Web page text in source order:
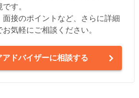
す。
面接のポイントなど、さらに詳細
気軽にご相談ください。
アドバイザーに相談する